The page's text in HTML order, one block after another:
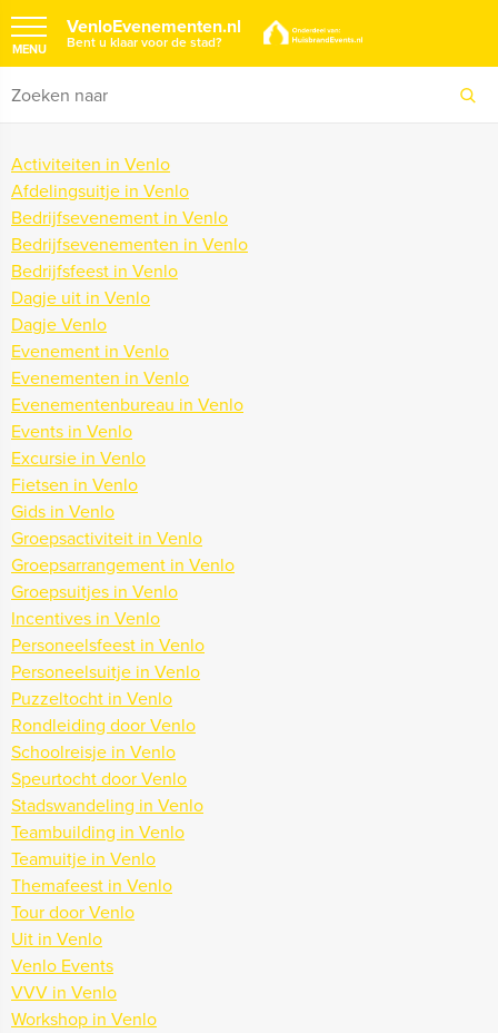
VenloEvenementen.nl
Bent u klaar voor de stad?
MENU
Activiteiten in Venlo
Afdelingsuitje in Venlo
Bedrijfsevenement in Venlo
Bedrijfsevenementen in Venlo
Bedrijfsfeest in Venlo
Dagje uit in Venlo
Dagje Venlo
Evenement in Venlo
Evenementen in Venlo
Evenementenbureau in Venlo
Events in Venlo
Excursie in Venlo
Fietsen in Venlo
Gids in Venlo
Groepsactiviteit in Venlo
Groepsarrangement in Venlo
Groepsuitjes in Venlo
Incentives in Venlo
Personeelsfeest in Venlo
Personeelsuitje in Venlo
Puzzeltocht in Venlo
Rondleiding door Venlo
Schoolreisje in Venlo
Speurtocht door Venlo
Stadswandeling in Venlo
Teambuilding in Venlo
Teamuitje in Venlo
Themafeest in Venlo
Tour door Venlo
Uit in Venlo
Venlo Events
VVV in Venlo
Workshop in Venlo